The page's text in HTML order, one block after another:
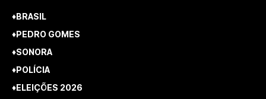
♦BRASIL
♦PEDRO GOMES
♦SONORA
♦POLÍCIA
♦ELEIÇÕES 2026